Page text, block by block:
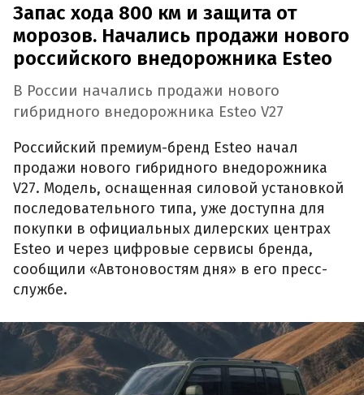
Запас хода 800 км и защита от
морозов. Начались продажи нового
российского внедорожника Esteo
В России начались продажи нового
гибридного внедорожника Esteo V27
Российский премиум-бренд Esteo начал
продажи нового гибридного внедорожника
V27. Модель, оснащенная силовой установкой
последовательного типа, уже доступна для
покупки в официальных дилерских центрах
Esteo и через цифровые сервисы бренда,
сообщили «Автоновостям дня» в его пресс-
службе.